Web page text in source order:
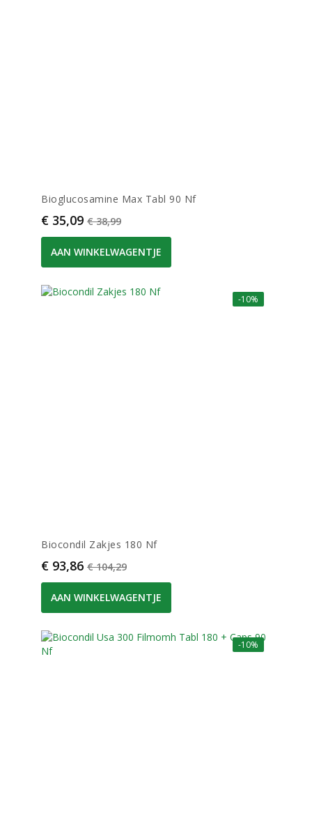
Bioglucosamine Max Tabl 90 Nf
Prijs
€ 35,09 Normale prijs
€ 38,99
AAN WINKELWAGENTJE
-10%
Biocondil Zakjes 180 Nf
Prijs
€ 93,86 Normale prijs
€ 104,29
AAN WINKELWAGENTJE
-10%